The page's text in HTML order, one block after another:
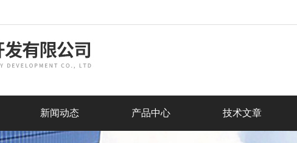
新闻动态 产品中心 技术文章